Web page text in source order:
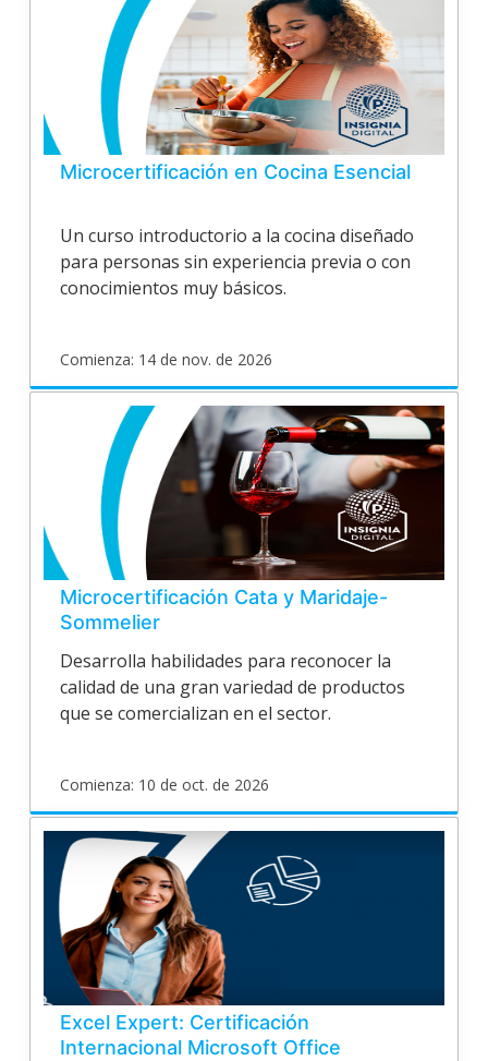
Inicia
sep.
de
2026
Microcertificación en Cocina Esencial
Un curso introductorio a la cocina diseñado
para personas sin experiencia previa o con
conocimientos muy básicos.
Comienza: 14 de nov. de 2026
poligran
EPV25V165
Inicia
14
de
nov.
de
2026
Microcertificación Cata y Maridaje-
Sommelier
Desarrolla habilidades para reconocer la
calidad de una gran variedad de productos
que se comercializan en el sector.
Comienza: 10 de oct. de 2026
poligran
EPV25V163
Inicia10
oct.
de
2026
Excel Expert: Certificación
Internacional Microsoft Office